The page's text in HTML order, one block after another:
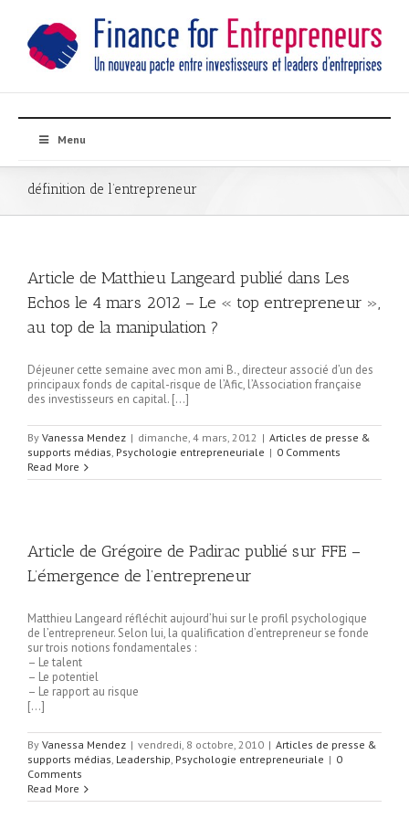
Menu
définition de l’entrepreneur
Article de Matthieu Langeard publié dans Les
Echos le 4 mars 2012 – Le « top entrepreneur »,
au top de la manipulation ?
Déjeuner cette semaine avec mon ami B., directeur associé d’un des
principaux fonds de capital-risque de l’Afic, l’Association française
des investisseurs en capital. […]
By Vanessa Mendez | dimanche, 4 mars, 2012 | Articles de presse &
supports médias, Psychologie entrepreneuriale | 0 Comments
Read More
Article de Grégoire de Padirac publié sur FFE –
L’émergence de l’entrepreneur
Matthieu Langeard réfléchit aujourd’hui sur le profil psychologique
de l’entrepreneur. Selon lui, la qualification d’entrepreneur se fonde
sur trois notions fondamentales :
– Le talent
– Le potentiel
– Le rapport au risque
[…]
By Vanessa Mendez | vendredi, 8 octobre, 2010 | Articles de presse &
supports médias, Leadership, Psychologie entrepreneuriale | 0
Comments
Read More